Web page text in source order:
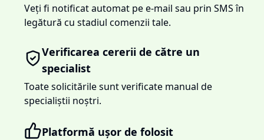
Veți fi notificat automat pe e-mail sau prin SMS în
legătură cu stadiul comenzii tale.
Verificarea cererii de către un
specialist
Toate solicitările sunt verificate manual de
specialiștii noștri.
Platformă ușor de folosit